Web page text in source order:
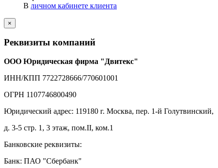
В личном кабинете клиента
×
Реквизиты компаний
ООО Юридическая фирма "Двитекс"
ИНН/КПП 7722728666/770601001
ОГРН 1107746800490
Юридический адрес: 119180 г. Москва, пер. 1-й Голутвинский,
д. 3-5 стр. 1, 3 этаж, пом.II, ком.1
Банковские реквизиты:
Банк: ПАО "Сбербанк"